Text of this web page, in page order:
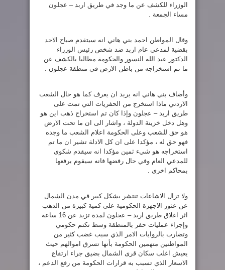
الوزراء للكشف عن ما وجد في طريق اربد – عجلون
مساء الجمعة .
وقال المواطن احمد بني هاني انه سيتقدم صباح الاحد
بقضية لمدعي عام اربد ضد شخص رئيس الوزراء
الدكتور عبد الله النسور والحكومة مطالبا بالكشف عن
ما تم استخراجه من باطن الارض في منطقة عجلون .
وأضاف بني هاني انه يريد ان يعرف كما هو حال الشعب
الاردني ماذا استخرج من الحفريات التي تمت على
طريق اربد – عجلون وإذا كان تم استخراج ذهب اين هو
وهل دخل خزينة الدولة ، واشار الى ان ما تحت الارض
هو حق للشعب وعلى الحكومة اعلام الشعب ما وجده
فهو حق له ، مؤكدا على ان كل الادلة تشير ان ما تم
استخراجه هو شيء ثمين مؤكدا انه سيقدم شكوى
للمدعي العام وفي حال رفضها فانه سيقوم برفعها
بمحاكم اخرى .
ولا تزال الاشاعات تنتشر بشكل كبير في مدن الشمال
عن عثور الاجهزة الحكومية على كمية كبيرة من الذهب
اثر اغلاق طريق اربد – عجلون لمدة تزيد عن 16 ساعة
وإجراء عمليات حفر بالمنطقة وسط تكتم حكومي
وتضارب بالروايات الامر الذي سبب غضب كثير من
المواطنين متهمين الحكومة بأنها تسرق اموالهم حيث
يعيش اغلب سكان قرى الشمال بضيق جراء ارتفاع
الاسعار الذي تسبب به قرارات الحكومة من رفع الدعم ،